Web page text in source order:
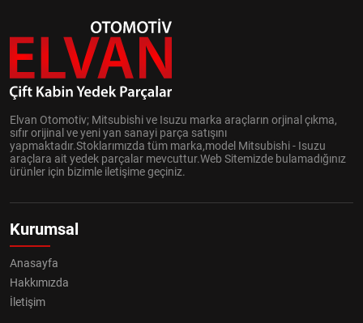
Elvan Otomotiv; Mitsubishi ve Isuzu marka araçların orjinal çıkma,
sıfır orijinal ve yeni yan sanayi parça satışını
yapmaktadır.Stoklarımızda tüm marka,model Mitsubishi - Isuzu
araçlara ait yedek parçalar mevcuttur.Web Sitemizde bulamadığınız
ürünler için bizimle iletişime geçiniz.
Kurumsal
Anasayfa
Hakkımızda
İletişim